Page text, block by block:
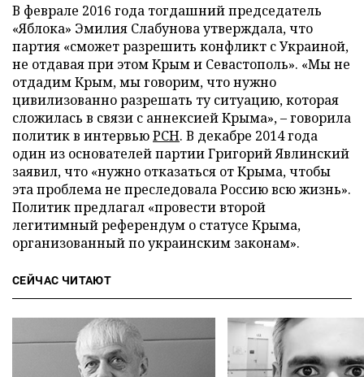
В феврале 2016 года тогдашний председатель
«Яблока» Эмилия Слабунова утверждала, что
партия «сможет разрешить конфликт с Украиной,
не отдавая при этом Крым и Севастополь». «Мы не
отдадим Крым, мы говорим, что нужно
цивилизованно разрешать ту ситуацию, которая
сложилась в связи с аннексией Крыма», – говорила
политик в интервьюРСН. В декабре 2014 года
один из основателей партии Григорий Явлинский
заявил, что «нужно отказаться от Крыма, чтобы
эта проблема не преследовала Россию всю жизнь».
Политик предлагал «провести второй
легитимный референдум о статусе Крыма,
организованный по украинским законам».
СЕЙЧАС ЧИТАЮТ